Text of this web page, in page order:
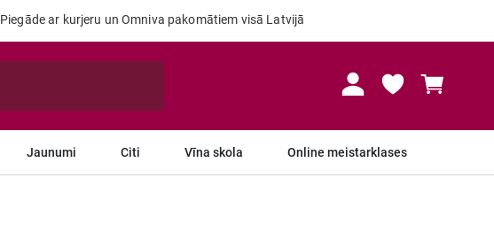
Piegāde ar kurjeru un Omniva pakomātiem visā Latvijā
Jaunumi Citi Vīna skola Online meistarklases